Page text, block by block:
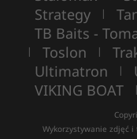
Strategy |
TB Baits -
| Toslon |
Ultimatron |
VIKING BOAT |
Wykorzystywanie zdjęć